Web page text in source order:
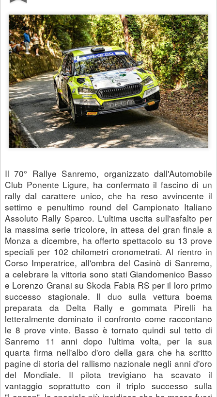
Il 70° Rallye Sanremo, organizzato dall'Automobile
Club Ponente Ligure, ha confermato il fascino di un
rally dal carattere unico, che ha reso avvincente il
settimo e penultimo round del Campionato Italiano
Assoluto Rally Sparco. L'ultima uscita sull'asfalto per
la massima serie tricolore, in attesa del gran finale a
Monza a dicembre, ha offerto spettacolo su 13 prove
speciali per 102 chilometri cronometrati. Al rientro in
Corso Imperatrice, all'ombra del Casinò di Sanremo,
a celebrare la vittoria sono stati Giandomenico Basso
e Lorenzo Granai su Skoda Fabia RS per il loro primo
successo stagionale. Il duo sulla vettura boema
preparata da Delta Rally e gommata Pirelli ha
letteralmente dominato il confronto come raccontano
le 8 prove vinte. Basso è tornato quindi sul tetto di
Sanremo 11 anni dopo l'ultima volta, per la sua
quarta firma nell'albo d'oro della gara che ha scritto
pagine di storia del rallismo nazionale negli anni d'oro
del Mondiale. Il pilota trevigiano ha scavato il
vantaggio soprattutto con il triplo successo sulla